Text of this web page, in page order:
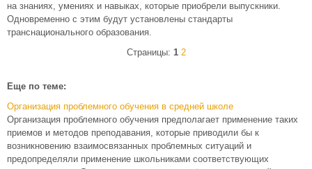
на знаниях, умениях и навыках, которые приобрели выпускники.
Одновременно с этим будут установлены стандарты
транснационального образования.
Страницы: 1 2
Еще по теме:
Организация проблемного обучения в средней школе
Организация проблемного обучения предполагает применение таких
приемов и методов преподавания, которые приводили бы к
возникновению взаимосвязанных проблемных ситуаций и
предопределяли применение школьниками соответствующих